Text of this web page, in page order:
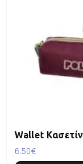
Wallet
6.50€